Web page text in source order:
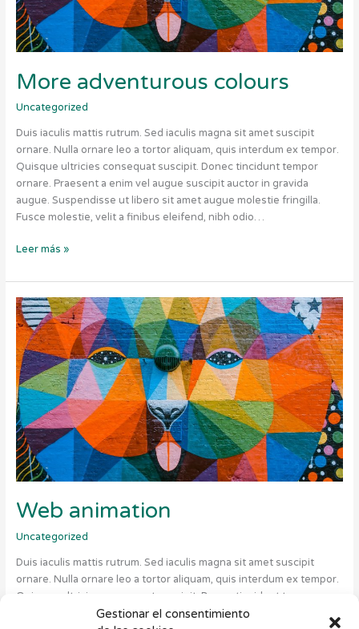
Gestionar el consentimiento
More adventurous colours
Uncategorized
Duis iaculis mattis rutrum. Sed iaculis magna sit amet suscipit
ornare. Nulla ornare leo a tortor aliquam, quis interdum ex tempor.
Quisque ultricies consequat suscipit. Donec tincidunt tempor
ornare. Praesent a enim vel augue suscipit auctor in gravida
augue. Suspendisse ut libero sit amet augue molestie fringilla.
Fusce molestie, velit a finibus eleifend, nibh odio…
Leer más »
Web animation
Uncategorized
Duis iaculis mattis rutrum. Sed iaculis magna sit amet suscipit
ornare. Nulla ornare leo a tortor aliquam, quis interdum ex tempor.
Quisque ultricies consequat suscipit. Donec tincidunt tempor
ornare. Praesent a enim vel augue suscipit auctor in gravida
Web
animation